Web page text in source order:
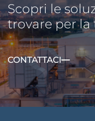
Scopri le
trovare per
CONTATTACI